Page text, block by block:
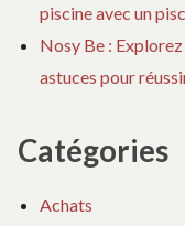
piscine avec un
Nosy Be :
astuces pour
Catégories
Achats